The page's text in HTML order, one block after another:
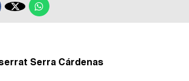

Serra Cárdenas